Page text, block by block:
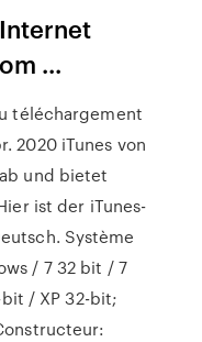
...
téléchargement
2020 iTunes von
und bietet
ist der iTunes-
Système
/ 7 32 bit / 7
/ XP 32-bit;